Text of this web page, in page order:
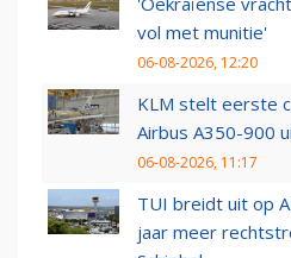
vol met munitie'
06-08-2026, 12:20
KLM stelt eerste
Airbus A350-900
06-08-2026, 11:17
TUI breidt uit op
jaar meer